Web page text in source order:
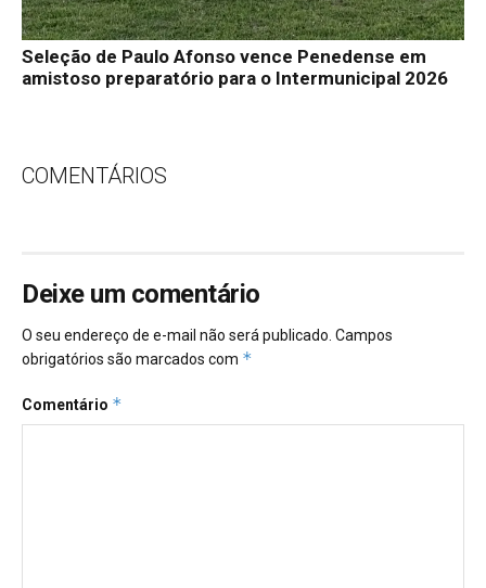
Seleção de Paulo Afonso vence Penedense em
amistoso preparatório para o Intermunicipal 2026
COMENTÁRIOS
Deixe um comentário
O seu endereço de e-mail não será publicado. Campos
obrigatórios são marcados com *
Comentário *